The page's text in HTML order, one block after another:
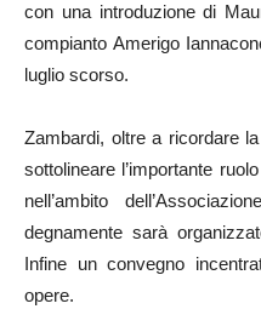
con una introduzione di
compianto Amerigo
luglio scorso.
Zambardi, oltre a ricordare
sottolineare l’importante
nell’ambito
degnamente sarà
Infine un convegno
opere.